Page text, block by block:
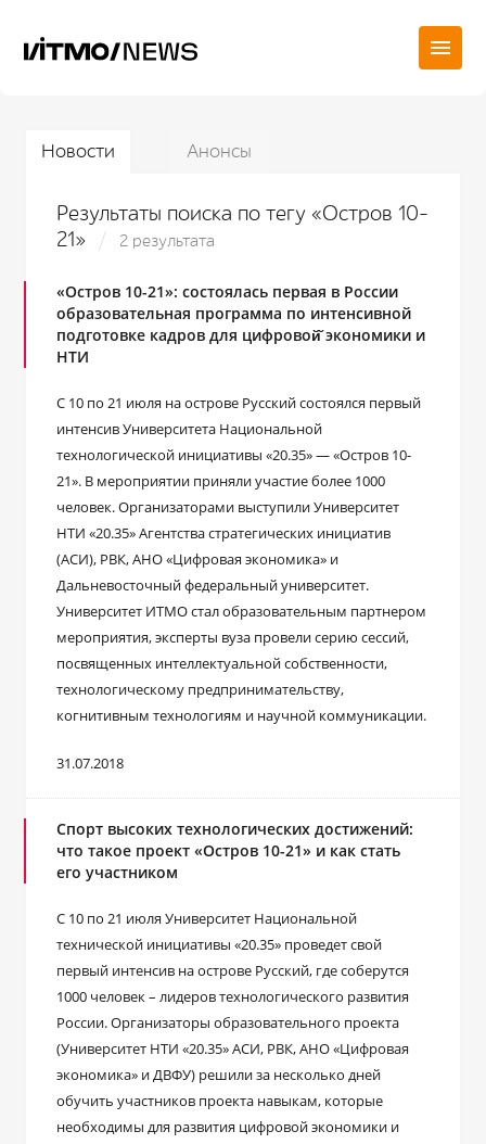
Новости Анонсы
Результаты поиска по тегу «Остров 10-
21»
2 результата
«Остров 10-21»: состоялась первая в России
образовательная программа по интенсивной
подготовке кадров для цифровой̆ экономики и
НТИ
С 10 по 21 июля на острове Русский состоялся первый
интенсив Университета Национальной
технологической инициативы «20.35» — «Остров 10-
21». В мероприятии приняли участие более 1000
человек. Организаторами выступили Университет
НТИ «20.35» Агентства стратегических инициатив
(АСИ), РВК, АНО «Цифровая экономика» и
Дальневосточный федеральный университет.
Университет ИТМО стал образовательным партнером
мероприятия, эксперты вуза провели серию сессий,
посвященных интеллектуальной собственности,
технологическому предпринимательству,
когнитивным технологиям и научной коммуникации.
31.07.2018
Спорт высоких технологических достижений:
что такое проект «Остров 10-21» и как стать
его участником
С 10 по 21 июля Университет Национальной
технической инициативы «20.35» проведет свой
первый интенсив на острове Русский, где соберутся
1000 человек – лидеров технологического развития
России. Организаторы образовательного проекта
(Университет НТИ «20.35» АСИ, РВК, АНО «Цифровая
экономика» и ДВФУ) решили за несколько дней
обучить участников проекта навыкам, которые
необходимы для развития цифровой экономики и